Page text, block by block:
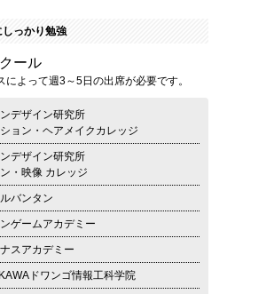
っかり勉強
ール
によって週3～5日の出席が必要です。
デザイン研究所
ョン・ヘアメイクカレッジ
デザイン研究所
・映像 カレッジ
バンタン
ゲームアカデミー
スアカデミー
ドワンゴ情報工科学院